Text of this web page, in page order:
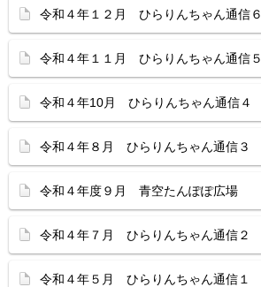
令和４年１２月 ひらりんちゃん通信６
令和４年１１月 ひらりんちゃん通信５
令和４年10月 ひらりんちゃん通信４
令和４年８月 ひらりんちゃん通信３
令和４年度９月 青空たんぽぽ広場
令和４年７月 ひらりんちゃん通信２
令和４年５月 ひらりんちゃん通信１